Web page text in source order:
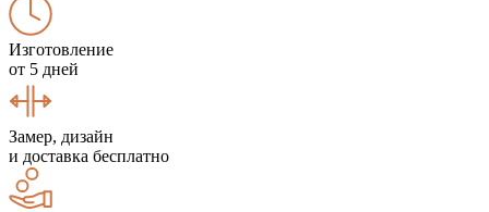
Изготовление
от 5 дней
Замер, дизайн
и доставка бесплатно